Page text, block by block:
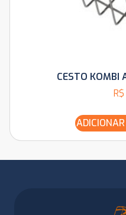
CESTO KOMBI
R$